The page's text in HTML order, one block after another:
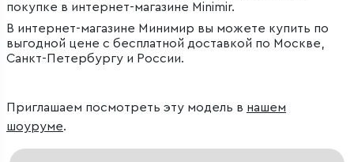
покупке в интернет-магазине Minimir.
В интернет-магазине Минимир вы можете купить по
выгодной цене с бесплатной доставкой по Москве,
Санкт-Петербургу и России.
Приглашаем посмотреть эту модель в нашем
шоуруме.